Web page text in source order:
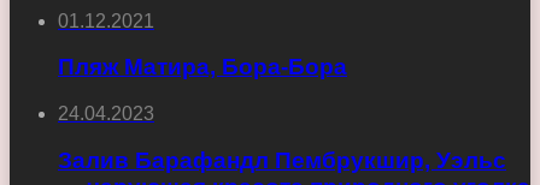
01.12.2021
Пляж Матира, Бора-Бора
24.04.2023
Залив Барафандл Пембрукшир, Уэльс